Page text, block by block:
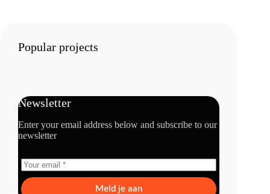
Popular projects
Newsletter
Enter your email address below and subscribe to our
newsletter
Meld je aan